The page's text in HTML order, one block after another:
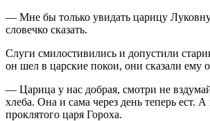
— Мне бы только увидать царицу
словечко сказать.
Слуги смилостивились и допустили
он шел в царские покои, они сказали ему
— Царица у нас добрая, смотри не
хлеба. Она и сама через день теперь ест. А
проклятого царя Гороха.